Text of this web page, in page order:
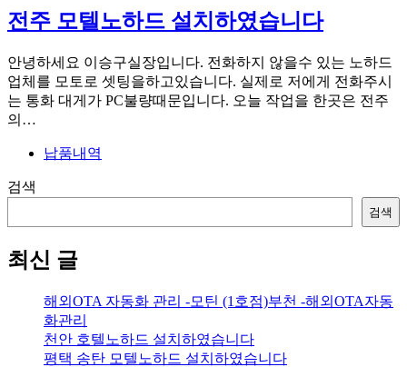
전주 모텔노하드 설치하였습니다
안녕하세요 이승구실장입니다. 전화하지 않을수 있는 노하드
업체를 모토로 셋팅을하고있습니다. 실제로 저에게 전화주시
는 통화 대게가 PC불량때문입니다. 오늘 작업을 한곳은 전주
의…
납품내역
검색
검색
최신 글
해외OTA 자동화 관리 -모틴 (1호점)부천 -해외OTA자동
화관리
천안 호텔노하드 설치하였습니다
평택 송탄 모텔노하드 설치하였습니다